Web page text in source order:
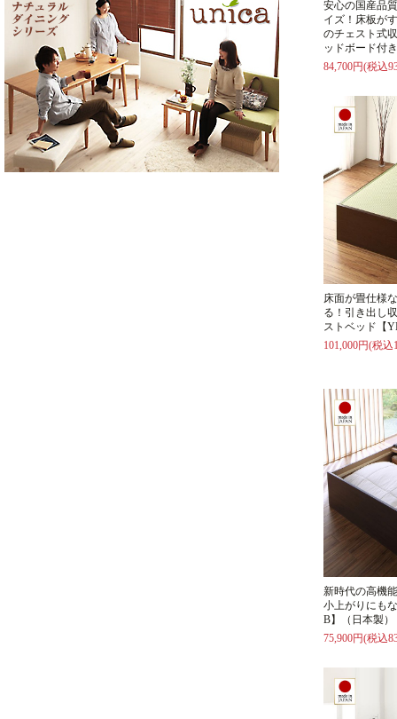
安心の国産品
イズ！床板が
のチェスト式
ッドボード付
84,700円(税込
床面が畳仕様
る！引き出し
ストベッド【
101,000円(税込
新時代の高機
小上がりにも
B】（日本製）
75,900円(税込